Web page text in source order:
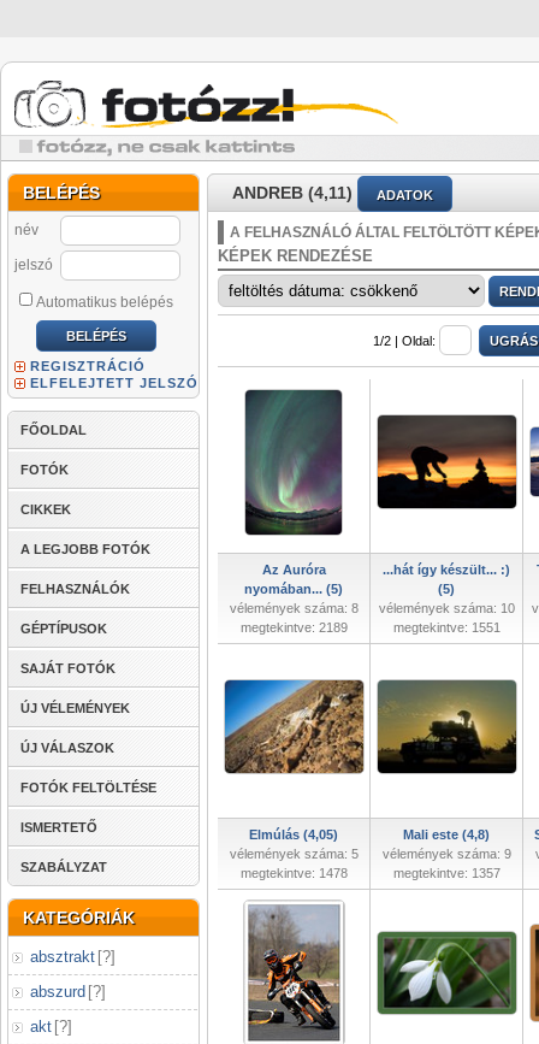
BELÉPÉS
név
jelszó
Automatikus belépés
REGISZTRÁCIÓ
ELFELEJTETT JELSZÓ
FŐOLDAL
FOTÓK
CIKKEK
A LEGJOBB FOTÓK
FELHASZNÁLÓK
GÉPTÍPUSOK
SAJÁT FOTÓK
ÚJ VÉLEMÉNYEK
ÚJ VÁLASZOK
FOTÓK FELTÖLTÉSE
ISMERTETŐ
SZABÁLYZAT
KATEGÓRIÁK
absztrakt [?]
abszurd [?]
akt [?]
ANDREB (4,11) ADATOK
A FELHASZNÁLÓ ÁLTAL FELTÖLTÖTT
KÉPEK RENDEZÉSE
1/2 | Oldal:
Az Auróra
nyomában... (5)
vélemények száma: 8
megtekintve: 2189
...hát így készült... :)
(5)
vélemények száma: 10
megtekintve: 1551
Elmúlás (4,05)
vélemények száma: 5
megtekintve: 1478
Mali este (4,8)
vélemények száma: 9
megtekintve: 1357